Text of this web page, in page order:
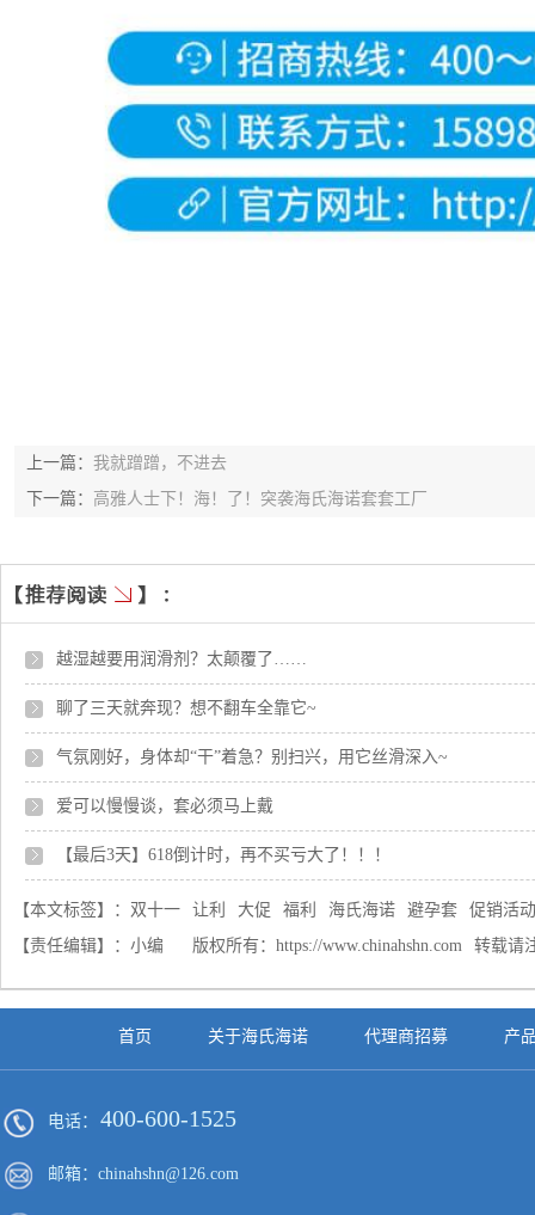
上一篇： 我就蹭蹭，不进去
下一篇： 高雅人士下！海！了！突袭海氏海诺套套工厂
越湿越要用润滑剂？太颠覆了……
聊了三天就奔现？想不翻车全靠它~
气氛刚好，身体却“干”着急？别扫兴，用它丝滑深入~
爱可以慢慢谈，套必须马上戴
【最后3天】618倒计时，再不买亏大了！！！
【本文标签】： 双十一 让利 大促 福利 海氏海诺 避孕套
促销活动
【责任编辑】： 小编 版权所有： https://www.chinahshn.com 转载请
首页 关于海氏海诺 代理商招募 产
电话： 400-600-1525
邮箱：chinahshn@126.com